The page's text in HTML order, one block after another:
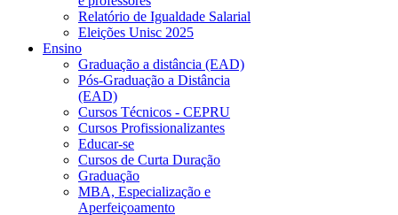
Relatório de Igualdade Salarial
Eleições Unisc 2025
Ensino
Graduação a distância (EAD)
Pós-Graduação a Distância
(EAD)
Cursos Técnicos - CEPRU
Cursos Profissionalizantes
Educar-se
Cursos de Curta Duração
Graduação
MBA, Especialização e
Aperfeiçoamento